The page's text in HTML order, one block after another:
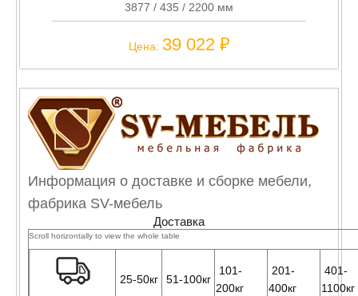
3877 / 435 / 2200 мм
Цена: 39 022 ₽
Информация о доставке и сборке мебели,
фабрика SV-мебель
Доставка
25-50кг 51-100кг
101-
200кг
201-
400кг
401-
1100кг